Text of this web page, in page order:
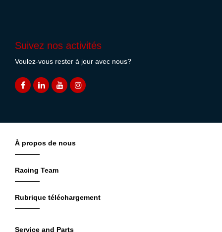
Suivez nos activités
Voulez-vous rester à jour avec nous?
À propos de nous
Racing Team
Rubrique téléchargement
Service and Parts